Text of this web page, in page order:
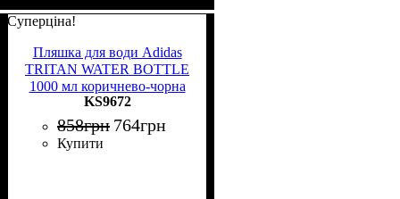
Суперціна!
Пляшка для води Adidas
TRITAN WATER BOTTLE
1000 мл коричнево-чорна
KS9672
KS9672
858грн 764грн
Купити